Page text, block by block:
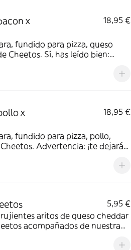
x
18,95 €
fundido para pizza, queso
Cheetos. Sí, has leído bien:
x
18,95 €
fundido para pizza, pollo,
Advertencia: ¡te dejará
5,95 €
aritos de queso cheddar
acompañados de nuestra